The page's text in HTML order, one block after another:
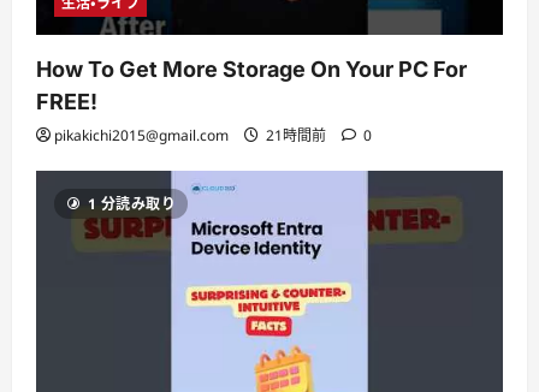
How To Get More Storage On Your PC For
FREE!
pikakichi2015@gmail.com 21時間前 0
1 分読み取り